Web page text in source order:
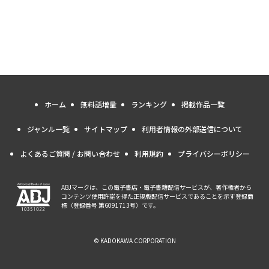
ホーム 無料話増量 ランキング 掲載作品一覧
ジャンル一覧 サイトマップ 利用者情報の外部送信について
よくあるご質問 / お問い合わせ 利用規約 プライバシーポリシー
ABJマークは、この電子書店・電子書籍配信サービスが、著作権者から
コンテンツ使用許諾を得た正規版配信サービスであることを示す登録商
標（登録番号 第6091713号）です。
© KADOKAWA CORPORATION